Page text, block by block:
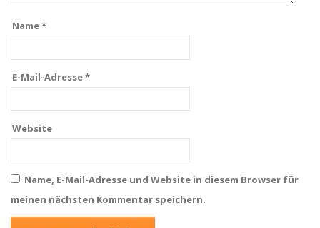
Name*
E-Mail-Adresse*
Website
Name, E-Mail-Adresse und Website in diesem Browser für
meinen nächsten Kommentar speichern.